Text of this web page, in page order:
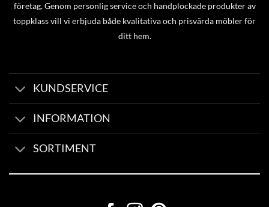
företag. Genom personlig service och handplockade produkter av
toppklass vill vi erbjuda både kvalitativa och prisvärda möbler för
ditt hem.
KUNDSERVICE
INFORMATION
SORTIMENT